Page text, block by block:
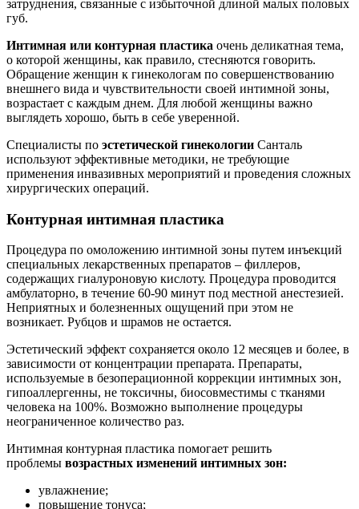
затруднения, связанные с избыточной длиной малых половых
губ.
Интимная или контурная пластика очень деликатная тема,
о которой женщины, как правило, стесняются говорить.
Обращение женщин к гинекологам по совершенствованию
внешнего вида и чувствительности своей интимной зоны,
возрастает с каждым днем. Для любой женщины важно
выглядеть хорошо, быть в себе уверенной.
Специалисты по эстетической гинекологии Санталь
используют эффективные методики, не требующие
применения инвазивных мероприятий и проведения сложных
хирургических операций.
Контурная интимная пластика
Процедура по омоложению интимной зоны путем инъекций
специальных лекарственных препаратов – филлеров,
содержащих гиалуроновую кислоту. Процедура проводится
амбулаторно, в течение 60-90 минут под местной анестезией.
Неприятных и болезненных ощущений при этом не
возникает. Рубцов и шрамов не остается.
Эстетический эффект сохраняется около 12 месяцев и более, в
зависимости от концентрации препарата. Препараты,
используемые в безоперационной коррекции интимных зон,
гипоаллергенны, не токсичны, биосовместимы с тканями
человека на 100%. Возможно выполнение процедуры
неограниченное количество раз.
Интимная контурная пластика помогает решить
проблемы возрастных изменений интимных зон:
увлажнение;
повышение тонуса;